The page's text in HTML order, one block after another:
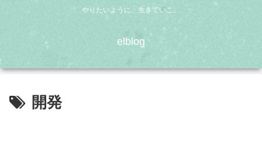
やりたいように、生きていこ。
elblog
開発